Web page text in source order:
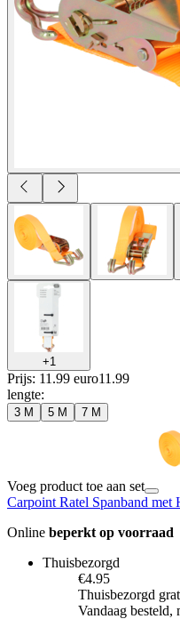
+1
Prijs: 11.99 euro11 .99
lengte:
3 M 5 M 7 M
Voeg product toe aan set
Carpoint Ratel Spanband met
Online beperkt op voorraad
Thuisbezorgd
€4.95
Thuisbezorgd
Vandaag besteld,